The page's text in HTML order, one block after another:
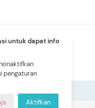
untuk dapat info
pengaturan
Aktifkan
BUNDA